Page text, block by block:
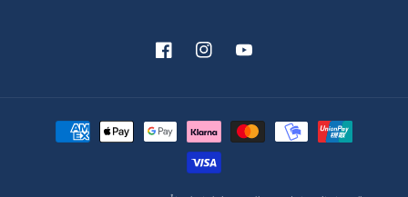
FacebookInstagramYouTube
Betalningsmetoder